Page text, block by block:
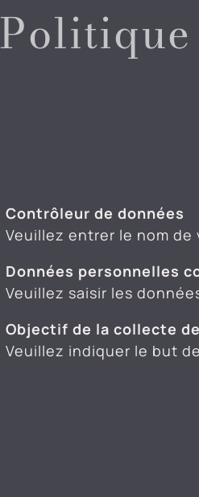
Contrôleur de données
Veuillez entrer le nom
Données personnelles
Veuillez saisir les
Objectif de la collecte
Veuillez indiquer le but